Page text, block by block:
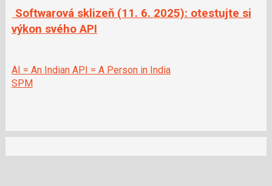
Softwarová sklizeň (11. 6. 2025): otestujte si
výkon svého API
AI = An Indian API = A Person in India
SPM